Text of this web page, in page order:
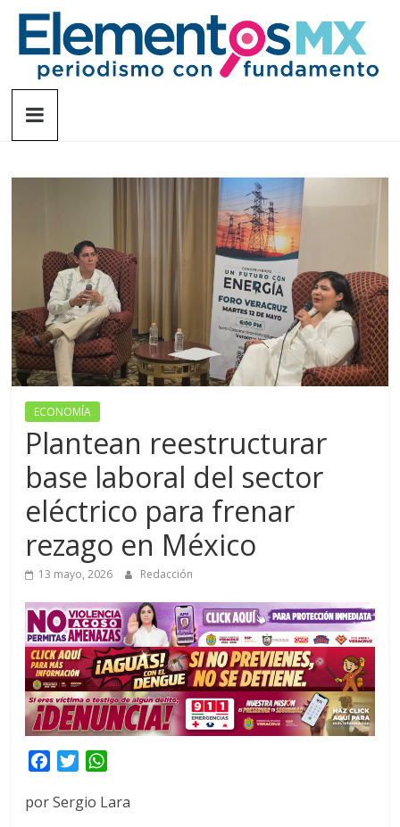
Saltar
contenido
Elementosmx
ECONOMÍA
Plantean reestructurar
base laboral del sector
eléctrico para frenar
rezago en México
13 mayo, 2026 Redacción
c
T
i
a
por Sergio Lara